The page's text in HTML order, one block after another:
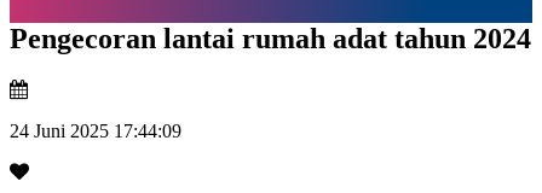
Pengecoran lantai rumah adat tahun 2024
24 Juni 2025 17:44:09